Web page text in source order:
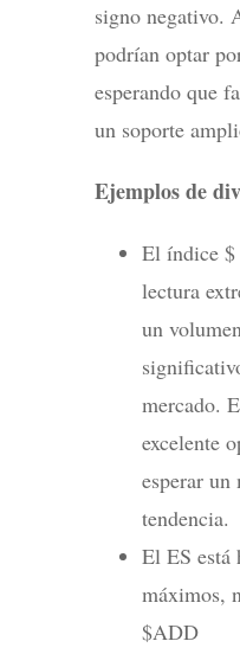
signo negativo.
podrían optar
esperando que
un soporte
Ejemplos de
El índice
lectura
un
mercado.
excelente
esperar
tendencia.
El ES está
máximos,
$ADD